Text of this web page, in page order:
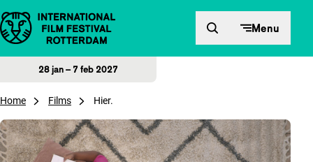
Direct naar inhoud Menu
28 jan – 7 feb 2027
Home Films Hier.